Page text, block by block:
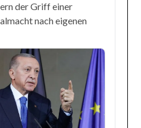
der Griff einer
nach eigenen